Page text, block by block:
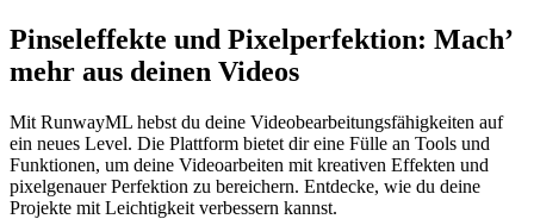
Pinseleffekte und Pixelperfektion: Mach’
mehr aus deinen Videos
Mit RunwayML hebst du deine Videobearbeitungsfähigkeiten auf
ein neues Level. Die Plattform bietet dir eine Fülle an Tools und
Funktionen, um deine Videoarbeiten mit kreativen Effekten und
pixelgenauer Perfektion zu bereichern. Entdecke, wie du deine
Projekte mit Leichtigkeit verbessern kannst.